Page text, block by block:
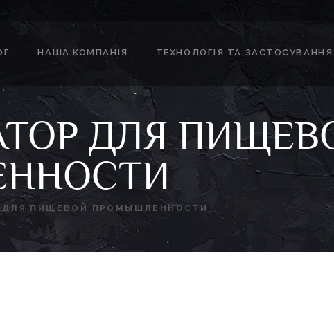
НАША КОМПАНІЯ ТЕХНОЛОГІЯ ТА ЗАСТОСУВАННЯ
ДЛЯ
ДЛЯ ПИЩЕВОЙ ПРОМЫШЛЕННОСТИ